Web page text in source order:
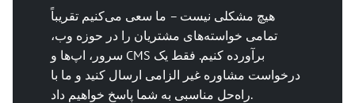
هیچ مشکلی نیست – ما سعی می‌کنیم تقریباً
تمامی خواسته‌های مشتریان را در حوزه وب،
سرور، اپ‌ها و CMS برآورده کنیم. فقط یک
درخواست مشاوره غیر الزامی ارسال کنید و ما با
راه‌حل مناسبی به شما پاسخ خواهیم داد.